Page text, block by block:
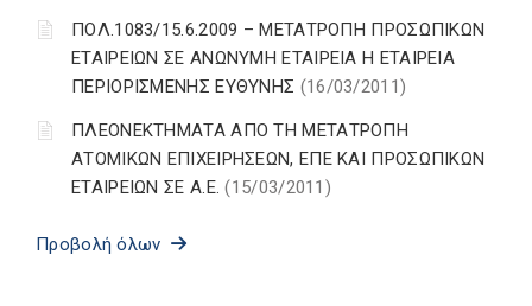
ΠΟΛ.1083/15.6.2009 – ΜΕΤΑΤΡΟΠΗ ΠΡΟΣΩΠΙΚΩΝ
ΕΤΑΙΡΕΙΩΝ ΣΕ ΑΝΩΝΥΜΗ ΕΤΑΙΡΕΙΑ Η ΕΤΑΙΡΕΙΑ
ΠΕΡΙΟΡΙΣΜΕΝΗΣ ΕΥΘΥΝΗΣ (16/03/2011)
ΠΛΕΟΝΕΚΤΗΜΑΤΑ ΑΠΟ ΤΗ ΜΕΤΑΤΡΟΠΗ
ΑΤΟΜΙΚΩΝ ΕΠΙΧΕΙΡΗΣΕΩΝ, ΕΠΕ ΚΑΙ ΠΡΟΣΩΠΙΚΩΝ
ΕΤΑΙΡΕΙΩΝ ΣΕ Α.Ε.(15/03/2011)
Προβολή όλων